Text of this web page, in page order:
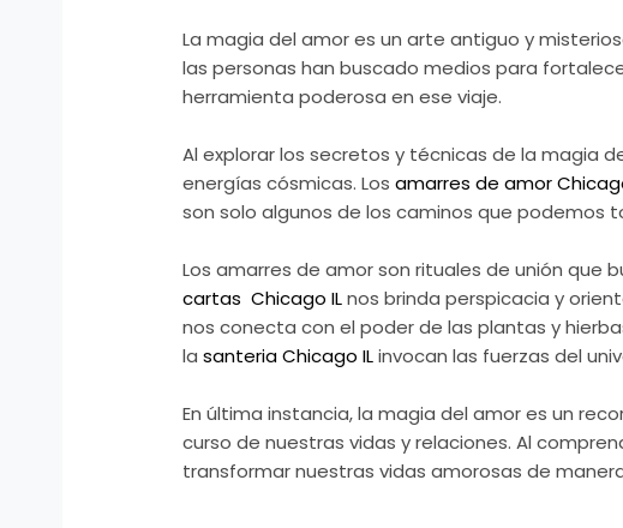
La magia del amor es un arte antiguo y
las personas han buscado medios para
herramienta poderosa en ese viaje.
Al explorar los secretos y técnicas de la magia
energías cósmicas. Losamarres de amor
son solo algunos de los caminos que podemos
Los amarres de amor son rituales de unión
cartas Chicago ILnos brinda perspicacia y
nos conecta con el poder de las plantas y
lasanteria Chicago ILinvocan las fuerzas del
En última instancia, la magia del amor es un
curso de nuestras vidas y relaciones. Al
transformar nuestras vidas amorosas de